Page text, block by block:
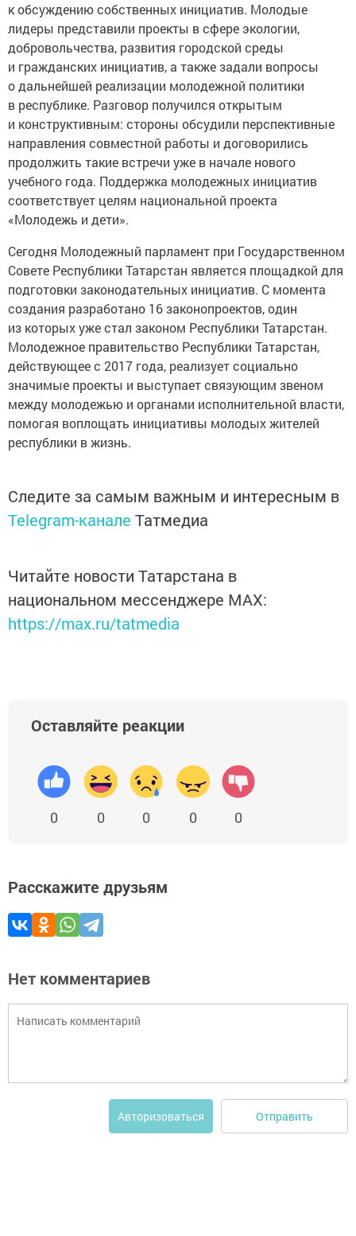
к обсуждению собственных инициатив. Молодые
лидеры представили проекты в сфере экологии,
добровольчества, развития городской среды
и гражданских инициатив, а также задали вопросы
о дальнейшей реализации молодежной политики
в республике. Разговор получился открытым
и конструктивным: стороны обсудили перспективные
направления совместной работы и договорились
продолжить такие встречи уже в начале нового
учебного года. Поддержка молодежных инициатив
соответствует целям национальной проекта
«Молодежь и дети».
Сегодня Молодежный парламент при Государственном
Совете Республики Татарстан является площадкой для
подготовки законодательных инициатив. С момента
создания разработано 16 законопроектов, один
из которых уже стал законом Республики Татарстан.
Молодежное правительство Республики Татарстан,
действующее с 2017 года, реализует социально
значимые проекты и выступает связующим звеном
между молодежью и органами исполнительной власти,
помогая воплощать инициативы молодых жителей
республики в жизнь.
Следите за самым важным и интересным в
Telegram-канале Татмедиа
Читайте новости Татарстана в
национальном мессенджере MАХ:
https://max.ru/tatmedia
Оставляйте реакции
0 0 0 0 0
Расскажите друзьям
Нет комментариев
Авторизоваться Отправить